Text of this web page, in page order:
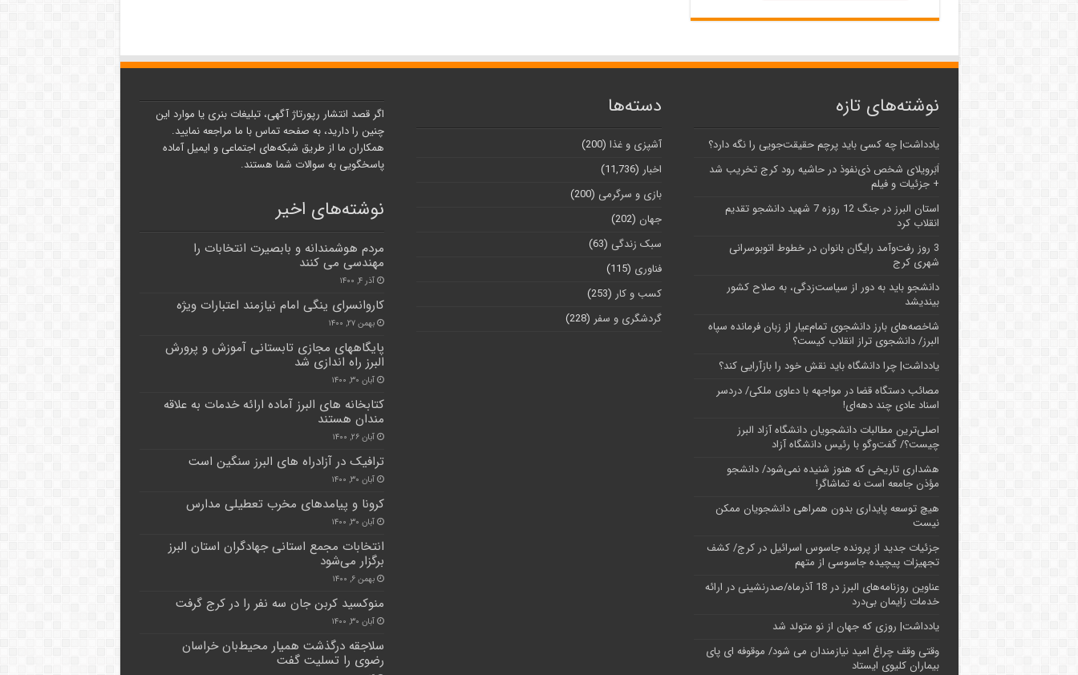
نوشته‌های تازه
یادداشت| ‌چه کسی باید پرچم حقیقت‌جویی را نگه دارد؟
اَبَر‌ویلای شخص ذی‌نفوذ در حاشیه‌ رود کرج تخریب شد
+ جزئیات و فیلم
استان البرز در جنگ 12 روزه 7 شهید دانشجو تقدیم
انقلاب کرد
3 روز رفت‌وآمد رایگان بانوان در خطوط اتوبوسرانی
شهری کرج
دانشجو باید به دور از سیاست‌زدگی، به صلاح کشور
بیندیشد
شاخصه‌های بارز دانشجوی تمام‌عیار از زبان فرمانده سپاه
البرز/ دانشجوی تراز انقلاب کیست؟
یادداشت| چرا دانشگاه باید نقش خود را بازآرایی کند؟
مصائب دستگاه قضا در مواجهه با دعاوی ملکی/ دردسر
اسناد عادی چند‌ دهه‌ای!
اصلی‌ترین مطالبات دانشجویان دانشگاه آزاد البرز
چیست؟/ گفت‌وگو با رئیس دانشگاه آز‌اد
هشداری تاریخی که هنوز شنیده نمی‌شود/ دانشجو
مؤذن جامعه است نه تماشاگر!
هیچ توسعه پایداری بدون همراهی دانشجویان ممکن
نیست
جزئیات جدید از پرونده جاسوس اسرائیل در کرج/‌ کشف
تجهیزات پیچیده جاسوسی از متهم
عناوین روزنامه‌های البرز در ‌18 آذرماه/صدرنشینی در ارائه
خدمات زایمان بی‌درد
یادداشت| روزی که جهان از نو متولد شد
وقتی وقف چراغ امید نیازمندان می شود/ موقوفه ای پای
بیماران کلیوی ایستاد
دسته‌ها
آشپزی و غذا (200)
اخبار (11,736)
بازی و سرگرمی (200)
جهان (202)
سبک زندگی (63)
فناوری (115)
کسب و کار (253)
گردشگری و سفر (228)
اگر قصد انتشار رپورتاژ آگهی، تبلیغات بنری یا موارد این
چنین را دارید، به صفحه تماس با ما مراجعه نمایید.
همکاران ما از طریق شبکه‌های اجتماعی و ایمیل آماده
پاسخگویی به سوالات شما هستند.
نوشته‌های اخیر
مردم هوشمندانه و بابصیرت انتخابات را
مهندسی می کنند
آذر ۴, ۱۴۰۰
کاروانسرای ینگی امام نیازمند اعتبارات ویژه
بهمن ۲۷, ۱۴۰۰
پایگاههای مجازی تابستانی آموزش و پرورش
البرز راه اندازی شد
آبان ۳۰, ۱۴۰۰
کتابخانه های البرز آماده ارائه خدمات به علاقه
مندان هستند
آبان ۲۶, ۱۴۰۰
ترافیک در آزادراه های البرز سنگین است
آبان ۳۰, ۱۴۰۰
کرونا و پیامدهای مخرب تعطیلی مدارس
آبان ۳۰, ۱۴۰۰
انتخابات مجمع استانی جهادگران استان البرز
برگزار می‌شود
بهمن ۶, ۱۴۰۰
منوکسید کربن جان سه نفر را در کرج گرفت
آبان ۳۰, ۱۴۰۰
سلاجقه درگذشت همیار محیط‌بان خراسان
رضوی را تسلیت گفت